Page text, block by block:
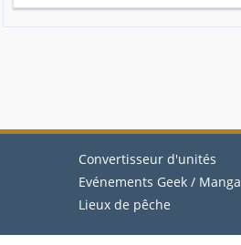
Convertisseur d'unités
Evénements Geek / Manga
Lieux de pêche